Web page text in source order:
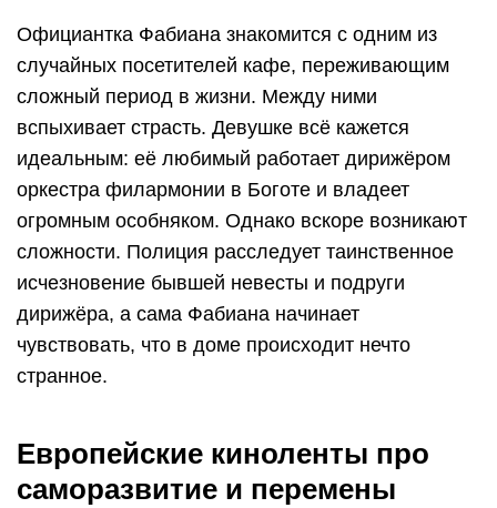
Официантка Фабиана знакомится с одним из
случайных посетителей кафе, переживающим
сложный период в жизни. Между ними
вспыхивает страсть. Девушке всё кажется
идеальным: её любимый работает дирижёром
оркестра филармонии в Боготе и владеет
огромным особняком. Однако вскоре возникают
сложности. Полиция расследует таинственное
исчезновение бывшей невесты и подруги
дирижёра, а сама Фабиана начинает
чувствовать, что в доме происходит нечто
странное.
Европейские киноленты про
саморазвитие и перемены